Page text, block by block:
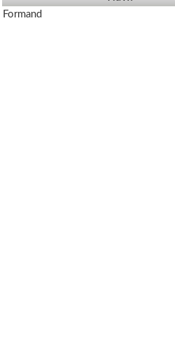
Formand